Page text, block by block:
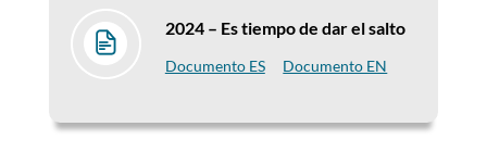
2024 – Es tiempo de dar el salto
Documento ES Documento EN